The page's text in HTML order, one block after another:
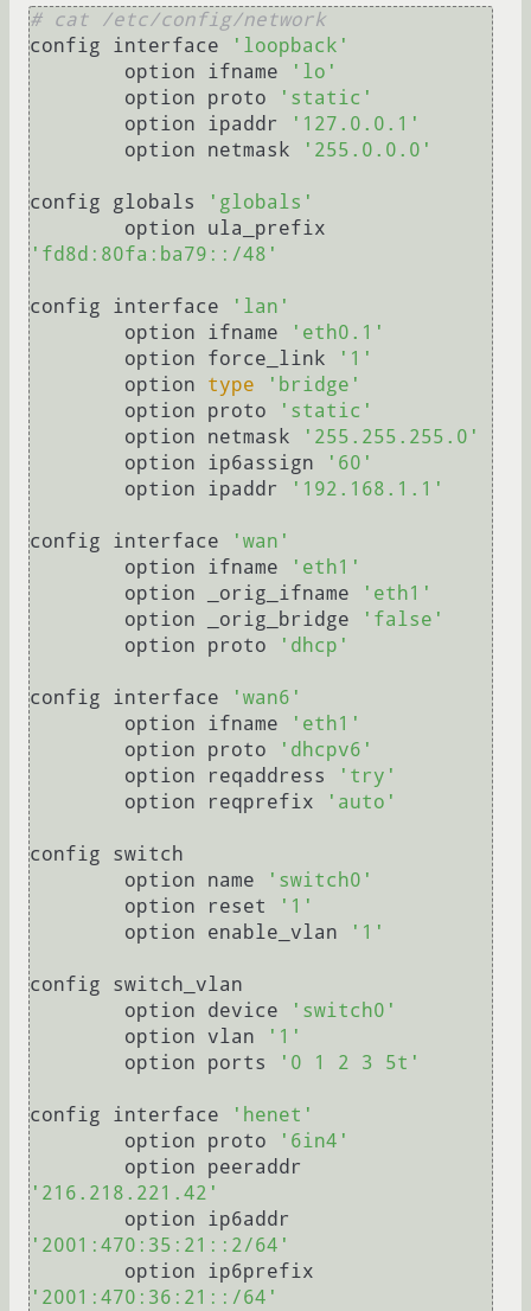
# cat /etc/config/network
config interface
'loopback'
	option ifname
'lo'
	option proto
'static'
	option ipaddr
'127.0.0.1'
	option netmask
'255.0.0.0'
config globals
'globals'
'fd8d:80fa:ba79::/48'
config interface
'lan'
	option ifname
'eth0.1'
	option force_link
'1'
	option
type
'bridge'
	option proto
'static'
	option netmask
'255.255.255.0'
	option ip6assign
'60'
	option ipaddr
'192.168.1.1'
config interface
'wan'
	option ifname
'eth1'
	option _orig_ifname
'eth1'
	option _orig_bridge
'false'
	option proto
'dhcp'
config interface
'wan6'
	option ifname
'eth1'
	option proto
'dhcpv6'
	option reqaddress
'try'
	option reqprefix
'auto'
config switch
	option name
'switch0'
	option reset
'1'
	option enable_vlan
'1'
config switch_vlan
	option device
'switch0'
	option vlan
'1'
	option ports
'0 1 2 3 5t'
config interface
'henet'
	option proto
'6in4'
'216.218.221.42'
'2001:470:35:21::2/64'
'2001:470:36:21::/64'